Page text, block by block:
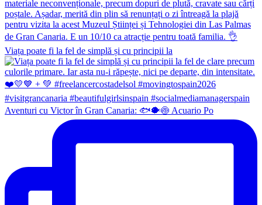
Viața poate fi la fel de simplă și cu principii la
Aventuri cu Victor în Gran Canaria: 🐟🐡🍥 Acuario Po